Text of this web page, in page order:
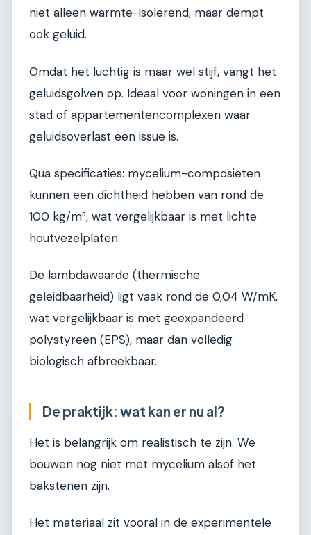
niet alleen warmte-isolerend, maar dempt
ook geluid.
Omdat het luchtig is maar wel stijf, vangt het
geluidsgolven op. Ideaal voor woningen in een
stad of appartementencomplexen waar
geluidsoverlast een issue is.
Qua specificaties: mycelium-composieten
kunnen een dichtheid hebben van rond de
100 kg/m³, wat vergelijkbaar is met lichte
houtvezelplaten.
De lambdawaarde (thermische
geleidbaarheid) ligt vaak rond de 0,04 W/mK,
wat vergelijkbaar is met geëxpandeerd
polystyreen (EPS), maar dan volledig
biologisch afbreekbaar.
De praktijk: wat kan er nu al?
Het is belangrijk om realistisch te zijn. We
bouwen nog niet met mycelium alsof het
bakstenen zijn.
Het materiaal zit vooral in de experimentele